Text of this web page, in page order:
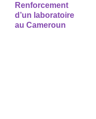
Renforcement
d’un laboratoire
au Cameroun